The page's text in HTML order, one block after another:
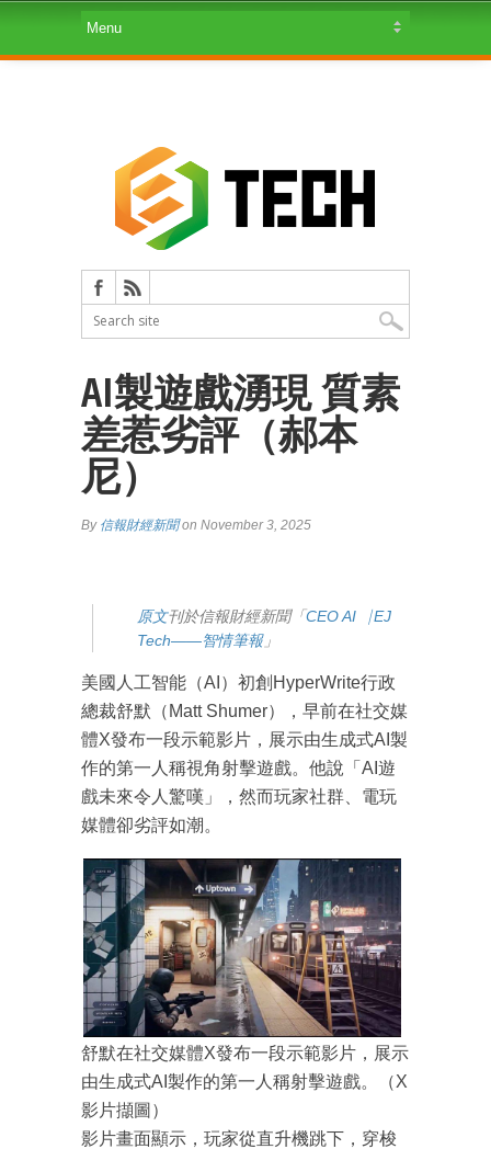
AI製遊戲湧現 質素
差惹劣評（郝本
尼）
By 信報財經新聞on November 3, 2025
原文刊於信報財經新聞「CEO AI⎹ EJ
Tech——智情筆報」
美國人工智能（AI）初創HyperWrite行政
總裁舒默（Matt Shumer），早前在社交媒
體X發布一段示範影片，展示由生成式AI製
作的第一人稱視角射擊遊戲。他說「AI遊
戲未來令人驚嘆」，然而玩家社群、電玩
媒體卻劣評如潮。
舒默在社交媒體X發布一段示範影片，展示
由生成式AI製作的第一人稱射擊遊戲。（X
影片擷圖）
影片畫面顯示，玩家從直升機跳下，穿梭